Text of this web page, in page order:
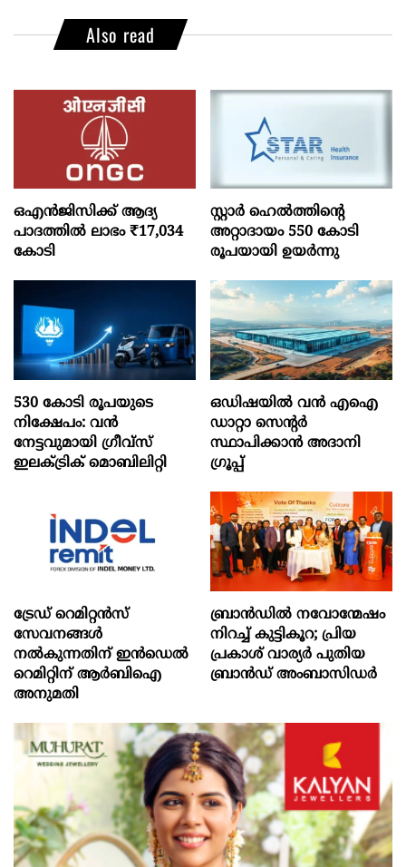
Also read
ഒഎന്‍ജിസിക്ക് ആദ്യ
പാദത്തില്‍ ലാഭം ₹17,034
കോടി
സ്റ്റാർ ഹെൽത്തിന്റെ
അറ്റാദായം 550 കോടി
രൂപയായി ഉയർന്നു
530 കോടി രൂപയുടെ
നിക്ഷേപം: വൻ
നേട്ടവുമായി ഗ്രീവ്സ്
ഇലക്ട്രിക് മൊബിലിറ്റി
ഒഡിഷയില്‍ വന്‍ എഐ
ഡാറ്റാ സെന്റര്‍
സ്ഥാപിക്കാന്‍ അദാനി
ഗ്രൂപ്പ്
ട്രേഡ് റെമിറ്റന്‍സ്
സേവനങ്ങള്‍
നല്‍കുന്നതിന് ഇന്‍ഡെല്‍
റെമിറ്റിന് ആര്‍ബിഐ
അനുമതി
ബ്രാൻഡിൽ നവോന്മേഷം
നിറച്ച് കുട്ടികൂറ; പ്രിയ
പ്രകാശ് വാര്യർ പുതിയ
ബ്രാൻഡ് അംബാസിഡർ